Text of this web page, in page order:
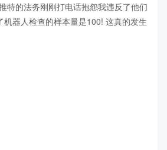
特的法务刚刚打电话抱怨我违反了他们
机器人检查的样本量是100! 这真的发生